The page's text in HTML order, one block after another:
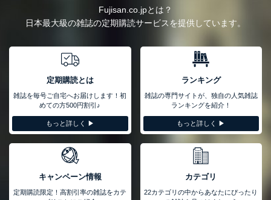
への提供・開示は行いません。当社においてはこれらの取り組みを
確実にするため、従業者等の教育を徹底してまいります。また、目
当社は、個人情報に関連する法令、国が定める指針及びその他の規
範を遵守します。また、当社の管理の仕組みに、これらの法令及び
その他の規範を常に適合させます。
個人情報の安全管理措置
ュリティ対策をはじめとする安全対策を実施し、個人情報の漏え
い、滅失またはき損の防止及び是正に努めます。
アクセス制御
個人データを取り扱うことのできる機器及び当該機器を取り扱
う従業者を明確化し、 個人データへの不要なアクセスを防止
Fujisan.co.jpとは？
日本最大級の雑誌の定期購読サービスを提供しています。
定期購読とは
雑誌を毎号ご自宅へお届けします！初
めての方500円割引♪
もっと詳しく ▶︎
ランキング
雑誌の専門サイトが、独自の人気雑誌
ランキングを紹介！
もっと詳しく ▶︎
キャンペーン情報
定期購読限定！高割引率の雑誌をカテ
カテゴリ
22カテゴリの中からあなたにぴったり